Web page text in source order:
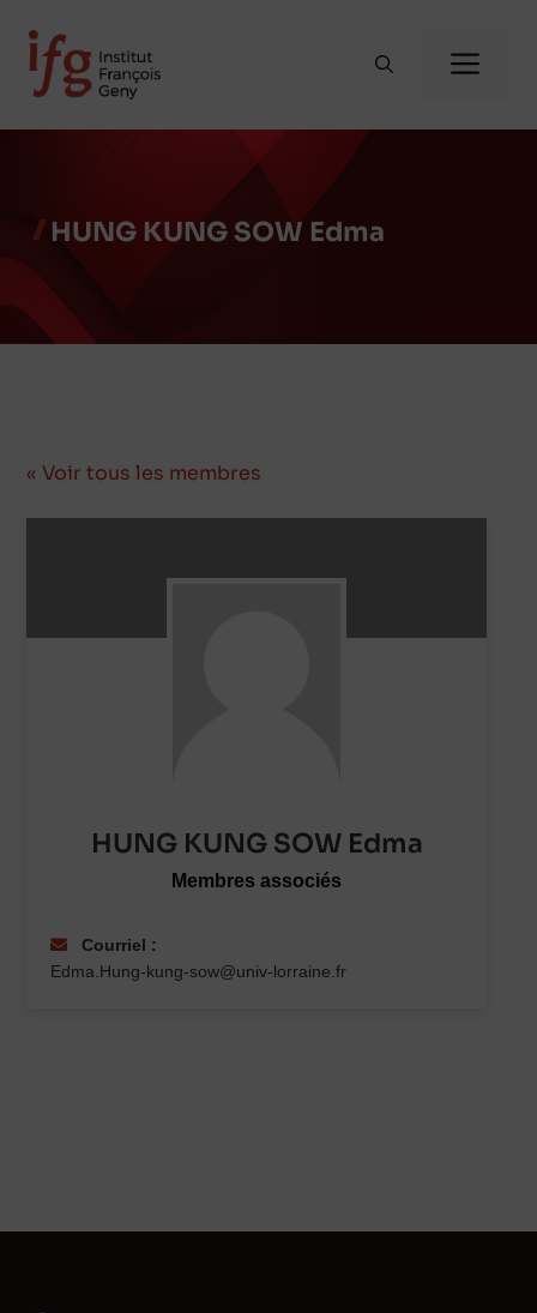
contenu
HUNG KUNG SOW Edma
« Voir tous les membres
HUNG KUNG SOW Edma
Membres associés
Courriel :
Edma.Hung-kung-sow@univ-lorraine.fr